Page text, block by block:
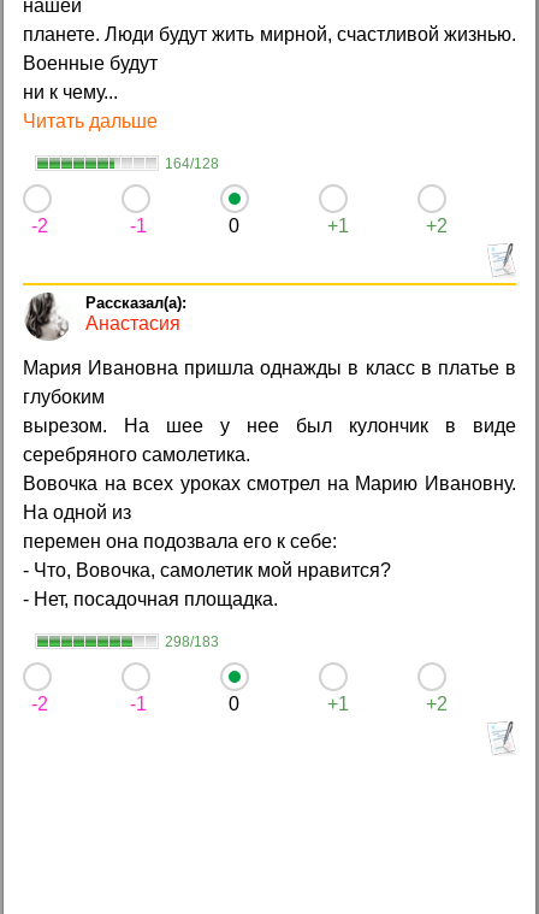
нашей
планете. Люди будут жить мирной, счастливой жизнью.
Военные будут
ни к чему...
Читать дальше
164/128
-2 -1 0 +1 +2
Анастасия
Мария Ивановна пришла однажды в класс в платье в
глубоким
вырезом. На шее у нее был кулончик в виде
серебряного самолетика.
Вовочка на всех уроках смотрел на Марию Ивановну.
На одной из
перемен она подозвала его к себе:
- Что, Вовочка, самолетик мой нравится?
- Нет, посадочная площадка.
298/183
-2 -1 0 +1 +2